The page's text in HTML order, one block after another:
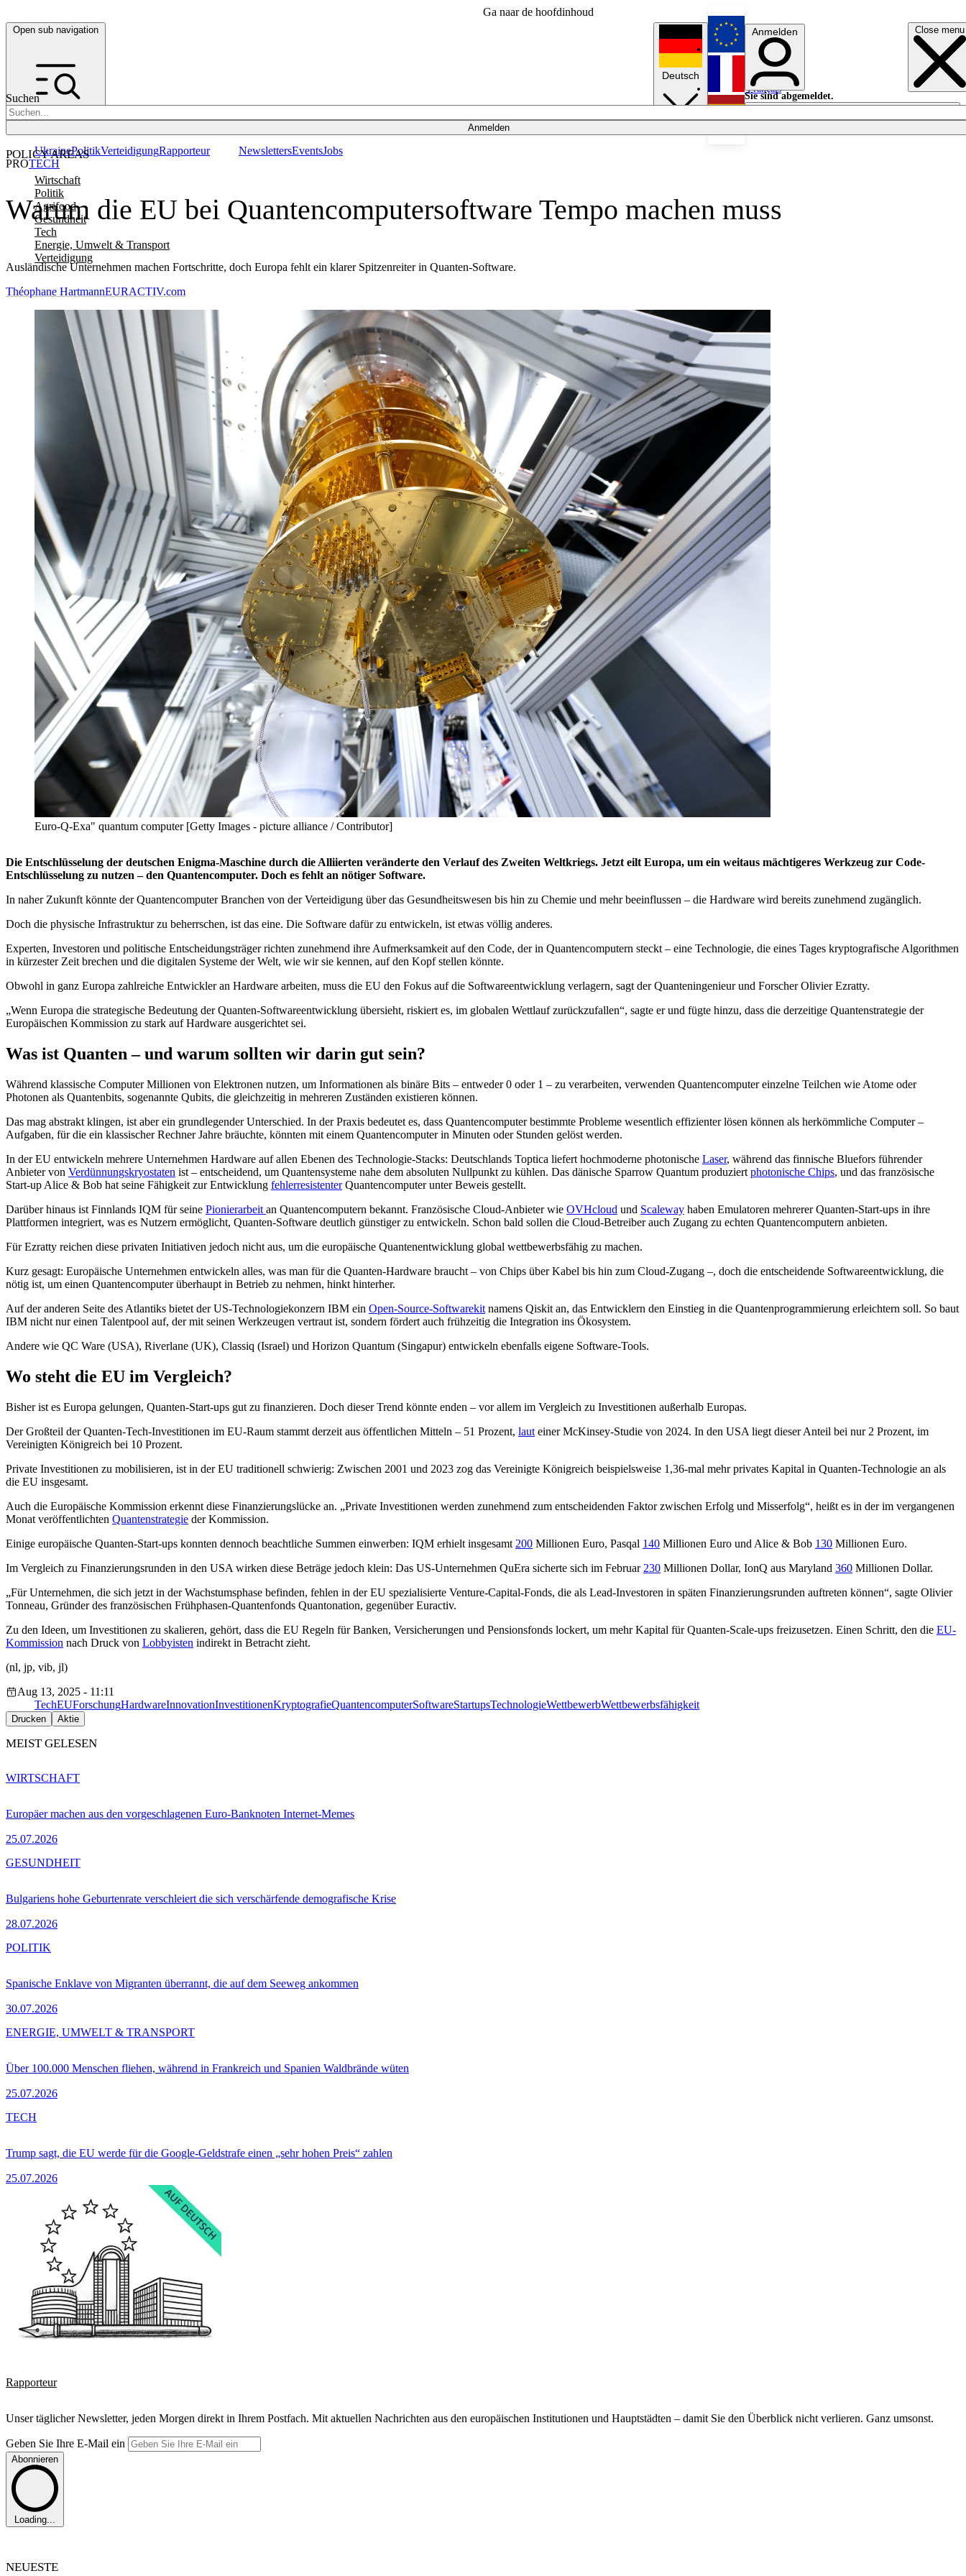
Ga naar de hoofdinhoud
Open sub navigation Close menu
Suchen
Anmelden
POLICY AREAS
Wirtschaft
Politik
Agrifood
Gesundheit
Tech
Energie, Umwelt & Transport
Verteidigung
UkrainePolitikVerteidigungRapporteur NewslettersEventsJobs
Deutsch
English
Français
Anmelden
Sie sind abgemeldet.
Anmelden
Licht aus
Warum die EU bei Quantencomputersoftware Tempo machen muss
Ausländische Unternehmen machen Fortschritte, doch Europa fehlt ein klarer Spitzenreiter in Quanten-Software.
PROTECH
Théophane HartmannEURACTIV.com
Euro-Q-Exa" quantum computer [Getty Images - picture alliance / Contributor]
Die Entschlüsselung der deutschen Enigma-Maschine durch die Alliierten veränderte den Verlauf des Zweiten Weltkriegs. Jetzt eilt Europa, um ein weitaus mächtigeres Werkzeug zur Code-
Entschlüsselung zu nutzen – den Quantencomputer. Doch es fehlt an nötiger Software.
In naher Zukunft könnte der Quantencomputer Branchen von der Verteidigung über das Gesundheitswesen bis hin zu Chemie und mehr beeinflussen – die Hardware wird bereits zunehmend zugänglich.
Doch die physische Infrastruktur zu beherrschen, ist das eine. Die Software dafür zu entwickeln, ist etwas völlig anderes.
Experten, Investoren und politische Entscheidungsträger richten zunehmend ihre Aufmerksamkeit auf den Code, der in Quantencomputern steckt – eine Technologie, die eines Tages kryptografische Algorithmen
in kürzester Zeit brechen und die digitalen Systeme der Welt, wie wir sie kennen, auf den Kopf stellen könnte.
Obwohl in ganz Europa zahlreiche Entwickler an Hardware arbeiten, muss die EU den Fokus auf die Softwareentwicklung verlagern, sagt der Quanteningenieur und Forscher Olivier Ezratty.
„Wenn Europa die strategische Bedeutung der Quanten-Softwareentwicklung übersieht, riskiert es, im globalen Wettlauf zurückzufallen“, sagte er und fügte hinzu, dass die derzeitige Quantenstrategie der
Europäischen Kommission zu stark auf Hardware ausgerichtet sei.
Was ist Quanten – und warum sollten wir darin gut sein?
Während klassische Computer Millionen von Elektronen nutzen, um Informationen als binäre Bits – entweder 0 oder 1 – zu verarbeiten, verwenden Quantencomputer einzelne Teilchen wie Atome oder
Photonen als Quantenbits, sogenannte Qubits, die gleichzeitig in mehreren Zuständen existieren können.
Das mag abstrakt klingen, ist aber ein grundlegender Unterschied. In der Praxis bedeutet es, dass Quantencomputer bestimmte Probleme wesentlich effizienter lösen können als herkömmliche Computer –
Aufgaben, für die ein klassischer Rechner Jahre bräuchte, könnten mit einem Quantencomputer in Minuten oder Stunden gelöst werden.
In der EU entwickeln mehrere Unternehmen Hardware auf allen Ebenen des Technologie-Stacks: Deutschlands Toptica liefert hochmoderne photonische Laser, während das finnische Bluefors führender
Anbieter von Verdünnungskryostaten ist – entscheidend, um Quantensysteme nahe dem absoluten Nullpunkt zu kühlen. Das dänische Sparrow Quantum produziert photonische Chips, und das französische
Start-up Alice & Bob hat seine Fähigkeit zur Entwicklung fehlerresistenterQuantencomputer unter Beweis gestellt.
Darüber hinaus ist Finnlands IQM für seine Pionierarbeit an Quantencomputern bekannt. Französische Cloud-Anbieter wie OVHcloud und Scaleway haben Emulatoren mehrerer Quanten-Start-ups in ihre
Plattformen integriert, was es Nutzern ermöglicht, Quanten-Software deutlich günstiger zu entwickeln. Schon bald sollen die Cloud-Betreiber auch Zugang zu echten Quantencomputern anbieten.
Für Ezratty reichen diese privaten Initiativen jedoch nicht aus, um die europäische Quantenentwicklung global wettbewerbsfähig zu machen.
Kurz gesagt: Europäische Unternehmen entwickeln alles, was man für die Quanten-Hardware braucht – von Chips über Kabel bis hin zum Cloud-Zugang –, doch die entscheidende Softwareentwicklung, die
nötig ist, um einen Quantencomputer überhaupt in Betrieb zu nehmen, hinkt hinterher.
Auf der anderen Seite des Atlantiks bietet der US-Technologiekonzern IBM ein Open-Source-Softwarekit namens Qiskit an, das Entwicklern den Einstieg in die Quantenprogrammierung erleichtern soll. So baut
IBM nicht nur einen Talentpool auf, der mit seinen Werkzeugen vertraut ist, sondern fördert auch frühzeitig die Integration ins Ökosystem.
Andere wie QC Ware (USA), Riverlane (UK), Classiq (Israel) und Horizon Quantum (Singapur) entwickeln ebenfalls eigene Software-Tools.
Wo steht die EU im Vergleich?
Bisher ist es Europa gelungen, Quanten-Start-ups gut zu finanzieren. Doch dieser Trend könnte enden – vor allem im Vergleich zu Investitionen außerhalb Europas.
Der Großteil der Quanten-Tech-Investitionen im EU-Raum stammt derzeit aus öffentlichen Mitteln – 51 Prozent, laut einer McKinsey-Studie von 2024. In den USA liegt dieser Anteil bei nur 2 Prozent, im
Vereinigten Königreich bei 10 Prozent.
Private Investitionen zu mobilisieren, ist in der EU traditionell schwierig: Zwischen 2001 und 2023 zog das Vereinigte Königreich beispielsweise 1,36-mal mehr privates Kapital in Quanten-Technologie an als
die EU insgesamt.
Auch die Europäische Kommission erkennt diese Finanzierungslücke an. „Private Investitionen werden zunehmend zum entscheidenden Faktor zwischen Erfolg und Misserfolg“, heißt es in der im vergangenen
Monat veröffentlichten Quantenstrategie der Kommission.
Einige europäische Quanten-Start-ups konnten dennoch beachtliche Summen einwerben: IQM erhielt insgesamt 200 Millionen Euro, Pasqal 140 Millionen Euro und Alice & Bob 130 Millionen Euro.
Im Vergleich zu Finanzierungsrunden in den USA wirken diese Beträge jedoch klein: Das US-Unternehmen QuEra sicherte sich im Februar 230 Millionen Dollar, IonQ aus Maryland 360 Millionen Dollar.
„Für Unternehmen, die sich jetzt in der Wachstumsphase befinden, fehlen in der EU spezialisierte Venture-Capital-Fonds, die als Lead-Investoren in späten Finanzierungsrunden auftreten können“, sagte Olivier
Tonneau, Gründer des französischen Frühphasen-Quantenfonds Quantonation, gegenüber Euractiv.
Zu den Ideen, um Investitionen zu skalieren, gehört, dass die EU Regeln für Banken, Versicherungen und Pensionsfonds lockert, um mehr Kapital für Quanten-Scale-ups freizusetzen. Einen Schritt, den die EU-
Kommission nach Druck von Lobbyisten indirekt in Betracht zieht.
(nl, jp, vib, jl)
Aug 13, 2025 - 11:11
TechEUForschungHardwareInnovationInvestitionenKryptografieQuantencomputerSoftwareStartupsTechnologieWettbewerbWettbewerbsfähigkeit
Drucken Aktie
MEIST GELESEN
Europäer machen aus den vorgeschlagenen Euro-Banknoten Internet-Memes
25.07.2026
WIRTSCHAFT
Bulgariens hohe Geburtenrate verschleiert die sich verschärfende demografische Krise
28.07.2026
GESUNDHEIT
Spanische Enklave von Migranten überrannt, die auf dem Seeweg ankommen
30.07.2026
POLITIK
Über 100.000 Menschen fliehen, während in Frankreich und Spanien Waldbrände wüten
25.07.2026
ENERGIE, UMWELT & TRANSPORT
Trump sagt, die EU werde für die Google-Geldstrafe einen „sehr hohen Preis“ zahlen
25.07.2026
TECH
Rapporteur
Unser täglicher Newsletter, jeden Morgen direkt in Ihrem Postfach. Mit aktuellen Nachrichten aus den europäischen Institutionen und Hauptstädten – damit Sie den Überblick nicht verlieren. Ganz umsonst.
Geben Sie Ihre E-Mail ein
Abonnieren
Loading...
NEUESTE